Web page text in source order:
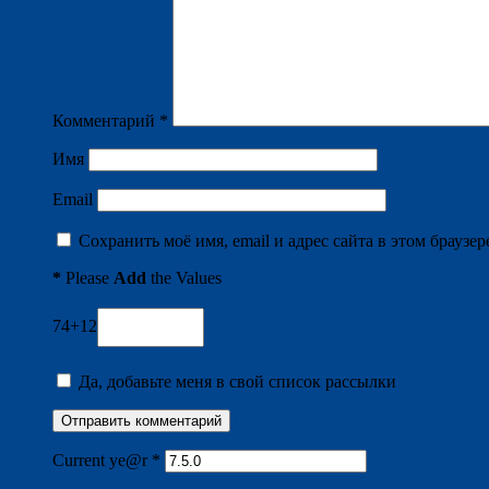
Комментарий *
Имя
Email
Сохранить моё имя, email и адрес сайта в этом
* Please Add the Values
74+12
Да, добавьте меня в свой список рассылки
Current ye@r *